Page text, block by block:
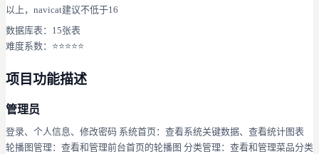
以上，navicat建议不低于16
数据库表：15张表
难度系数：⭐⭐⭐⭐⭐
项目功能描述
管理员
登录、个人信息、修改密码 系统首页：查看系统关键数据、查看统计图表
轮播图管理：查看和管理前台首页的轮播图 分类管理：查看和管理菜品分类